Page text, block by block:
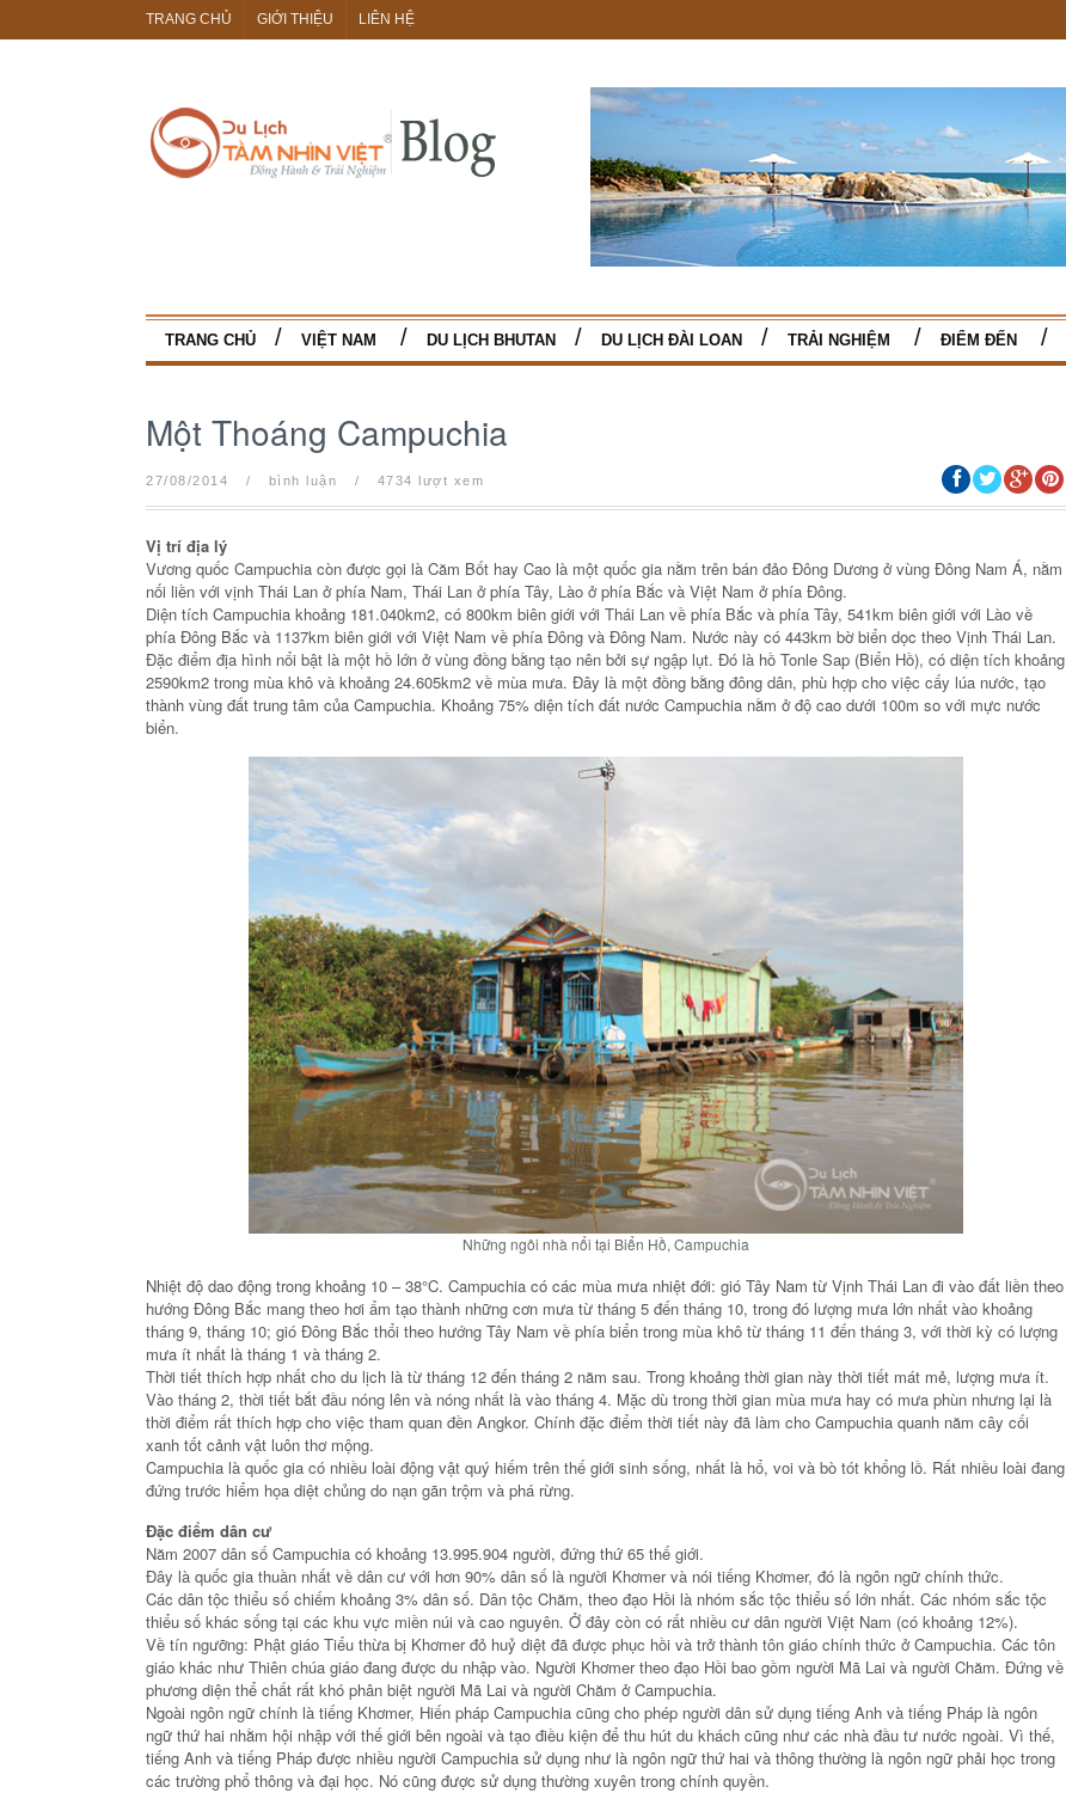
TRANG CHỦ GIỚI THIỆU LIÊN HỆ
TRANG CHỦ VIỆT NAM DU LỊCH BHUTAN DU LỊCH ĐÀI LOAN TRẢI NGHIỆM ĐIỂM ĐẾN
Một Thoáng Campuchia
27/08/2014 / bình luận / 4734 lượt xem
Vị trí địa lý
Vương quốc Campuchia còn được gọi là Căm Bốt hay Cao là một quốc gia nằm trên bán đảo Đông Dương ở vùng Đông Nam Á, nằm
nối liền với vịnh Thái Lan ở phía Nam, Thái Lan ở phía Tây, Lào ở phía Bắc và Việt Nam ở phía Đông.
Diện tích Campuchia khoảng 181.040km2, có 800km biên giới với Thái Lan về phía Bắc và phía Tây, 541km biên giới với Lào về
phía Đông Bắc và 1137km biên giới với Việt Nam về phía Đông và Đông Nam. Nước này có 443km bờ biển dọc theo Vịnh Thái Lan.
Đặc điểm địa hình nổi bật là một hồ lớn ở vùng đồng bằng tạo nên bởi sự ngập lụt. Đó là hồ Tonle Sap (Biển Hồ), có diện tích khoảng
2590km2 trong mùa khô và khoảng 24.605km2 về mùa mưa. Đây là một đồng bằng đông dân, phù hợp cho việc cấy lúa nước, tạo
thành vùng đất trung tâm của Campuchia. Khoảng 75% diện tích đất nước Campuchia nằm ở độ cao dưới 100m so với mực nước
biển.
Những ngôi nhà nổi tại Biển Hồ, Campuchia
Nhiệt độ dao động trong khoảng 10 – 38°C. Campuchia có các mùa mưa nhiệt đới: gió Tây Nam từ Vịnh Thái Lan đi vào đất liền theo
hướng Đông Bắc mang theo hơi ẩm tạo thành những cơn mưa từ tháng 5 đến tháng 10, trong đó lượng mưa lớn nhất vào khoảng
tháng 9, tháng 10; gió Đông Bắc thổi theo hướng Tây Nam về phía biển trong mùa khô từ tháng 11 đến tháng 3, với thời kỳ có lượng
mưa ít nhất là tháng 1 và tháng 2.
Thời tiết thích hợp nhất cho du lịch là từ tháng 12 đến tháng 2 năm sau. Trong khoảng thời gian này thời tiết mát mẻ, lượng mưa ít.
Vào tháng 2, thời tiết bắt đầu nóng lên và nóng nhất là vào tháng 4. Mặc dù trong thời gian mùa mưa hay có mưa phùn nhưng lại là
thời điểm rất thích hợp cho việc tham quan đền Angkor. Chính đặc điểm thời tiết này đã làm cho Campuchia quanh năm cây cối
xanh tốt cảnh vật luôn thơ mộng.
Campuchia là quốc gia có nhiều loài động vật quý hiếm trên thế giới sinh sống, nhất là hổ, voi và bò tót khổng lồ. Rất nhiều loài đang
đứng trước hiểm họa diệt chủng do nạn gãn trộm và phá rừng.
Đặc điểm dân cư
Năm 2007 dân số Campuchia có khoảng 13.995.904 người, đứng thứ 65 thế giới.
Đây là quốc gia thuần nhất về dân cư với hơn 90% dân số là người Khơmer và nói tiếng Khơmer, đó là ngôn ngữ chính thức.
Các dân tộc thiểu số chiếm khoảng 3% dân số. Dân tộc Chăm, theo đạo Hồi là nhóm sắc tộc thiểu số lớn nhất. Các nhóm sắc tộc
thiểu số khác sống tại các khu vực miền núi và cao nguyên. Ở đây còn có rất nhiều cư dân người Việt Nam (có khoảng 12%).
Về tín ngưỡng: Phật giáo Tiểu thừa bị Khơmer đỏ huỷ diệt đã được phục hồi và trở thành tôn giáo chính thức ở Campuchia. Các tôn
giáo khác như Thiên chúa giáo đang được du nhập vào. Người Khơmer theo đạo Hồi bao gồm người Mã Lai và người Chăm. Đứng về
phương diện thể chất rất khó phân biệt người Mã Lai và người Chăm ở Campuchia.
Ngoài ngôn ngữ chính là tiếng Khơmer, Hiến pháp Campuchia cũng cho phép người dân sử dụng tiếng Anh và tiếng Pháp là ngôn
ngữ thứ hai nhằm hội nhập với thế giới bên ngoài và tạo điều kiện để thu hút du khách cũng như các nhà đầu tư nước ngoài. Vì thế,
tiếng Anh và tiếng Pháp được nhiều người Campuchia sử dụng như là ngôn ngữ thứ hai và thông thường là ngôn ngữ phải học trong
các trường phổ thông và đại học. Nó cũng được sử dụng thường xuyên trong chính quyền.